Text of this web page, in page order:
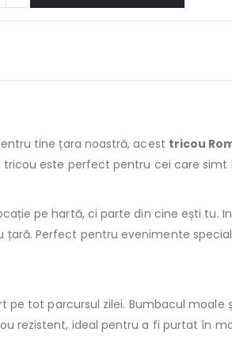
tine țara noastră, acest tricou
este perfect pentru cei care
pe hartă, ci parte din cine ești tu.
Perfect pentru evenimente
tot parcursul zilei. Bumbacul moale
rezistent, ideal pentru a fi purtat în